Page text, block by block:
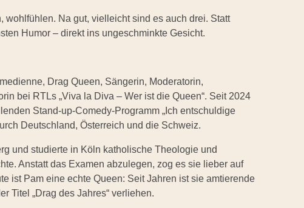
Na gut, vielleicht sind es auch drei. Statt
Humor – direkt ins ungeschminkte Gesicht.
Drag Queen, Sängerin, Moderatorin,
bei RTLs „Viva la Diva – Wer ist die Queen“. Seit 2024
Stand-up-Comedy-Programm „Ich entschuldige
Deutschland, Österreich und die Schweiz.
und studierte in Köln katholische Theologie und
Anstatt das Examen abzulegen, zog es sie lieber auf
ist Pam eine echte Queen: Seit Jahren ist sie amtierende
Titel „Drag des Jahres“ verliehen.